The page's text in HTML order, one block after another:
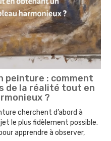
peinture : comment
de la réalité tout en
?
cherchent d’abord à
le plus fidèlement possible.
apprendre à observer,